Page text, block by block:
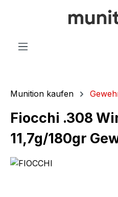
Munition kaufen
Fiocchi .308
11,7g/180gr